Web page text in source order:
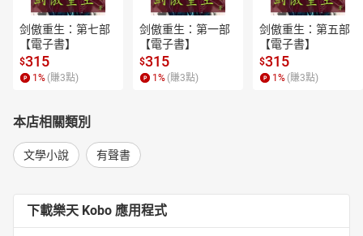
剑傲重生：第七部
【電子書】
$315
1 % (賺3點)
剑傲重生：第一部
【電子書】
$315
1 % (賺3點)
剑傲重生：第五部
【電子書】
$315
1 % (賺3點)
本店相關類別
文學小說 有聲書
下載樂天 Kobo 應用程式